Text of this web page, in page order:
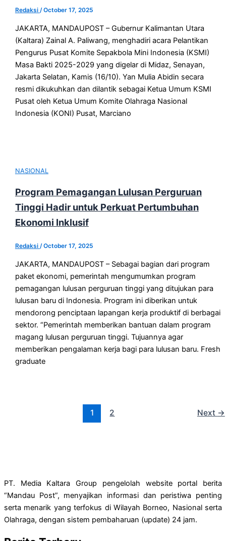
Redaksi /October 17, 2025
JAKARTA, MANDAUPOST – Gubernur Kalimantan Utara
(Kaltara) Zainal A. Paliwang, menghadiri acara Pelantikan
Pengurus Pusat Komite Sepakbola Mini Indonesia (KSMI)
Masa Bakti 2025-2029 yang digelar di Midaz, Senayan,
Jakarta Selatan, Kamis (16/10). Yan Mulia Abidin secara
resmi dikukuhkan dan dilantik sebagai Ketua Umum KSMI
Pusat oleh Ketua Umum Komite Olahraga Nasional
Indonesia (KONI) Pusat, Marciano
NASIONAL
Program Pemagangan Lulusan Perguruan
Tinggi Hadir untuk Perkuat Pertumbuhan
Ekonomi Inklusif
Redaksi /October 17, 2025
JAKARTA, MANDAUPOST – Sebagai bagian dari program
paket ekonomi, pemerintah mengumumkan program
pemagangan lulusan perguruan tinggi yang ditujukan para
lulusan baru di Indonesia. Program ini diberikan untuk
mendorong penciptaan lapangan kerja produktif di berbagai
sektor. “Pemerintah memberikan bantuan dalam program
magang lulusan perguruan tinggi. Tujuannya agar
memberikan pengalaman kerja bagi para lulusan baru. Fresh
graduate
1 2 Next →
PT. Media Kaltara Group pengelolah website portal berita
“Mandau Post”, menyajikan informasi dan peristiwa penting
serta menarik yang terfokus di Wilayah Borneo, Nasional serta
Olahraga, dengan sistem pembaharuan (update) 24 jam.